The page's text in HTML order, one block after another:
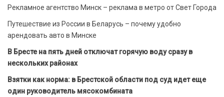
Рекламное агентство Минск – реклама в метро от Свет Города
Путешествие из России в Беларусь – почему удобно
арендовать авто в Минске
В Бресте на пять дней отключат горячую воду сразу в
нескольких районах
Взятки как норма: в Брестской области под суд идет еще
один руководитель мясокомбината